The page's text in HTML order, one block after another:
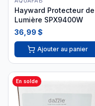
Hayward Protecteur de
Lumière SPX9400W
36,99 $
Ajouter au panier
En solde